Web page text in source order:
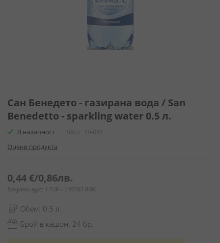
към
началото
на
галерия
снимки
Сан Бенедето - газирана вода / San
Benedetto - sparkling water 0.5 л.
В наличност SKU
19-051
Оцени продукта
0,44 €/0,86лв.
Валутен курс: 1 EUR = 1.95583 BGN
Обем: 0.5 л.
Брой в кашон: 24 бр.